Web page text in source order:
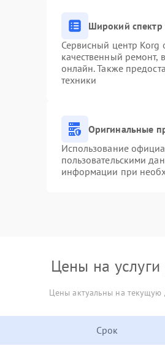
Широкий спектр
Сервисный центр Korg
качественный ремонт,
онлайн. Также
техники
Оригинальные
Использование
пользовательскими
информации при
Цены на
Цены актуальны на текущую
Срок